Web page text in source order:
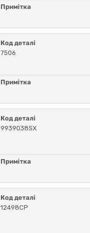
Примітка
Код деталі
7506
Примітка
Код деталі
9939038SX
Примітка
Код деталі
12498CP